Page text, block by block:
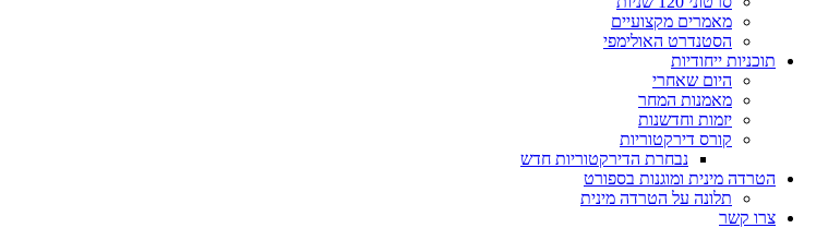
מאמרים מקצועיים
הסטנדרט האולימפי
תוכניות ייחודיות
היום שאחרי
מאמנות המחר
יזמות וחדשנות
קורס דירקטוריות
נבחרת הדירקטוריות חדש
הטרדה מינית ומוגנות בספורט
תלונה על הטרדה מינית
צרו קשר